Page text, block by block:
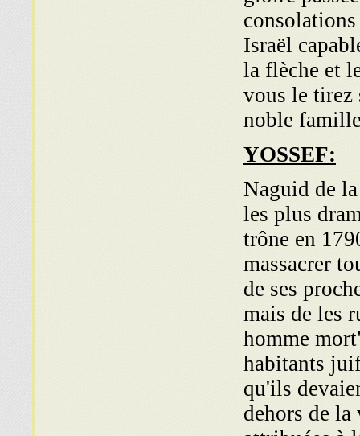
Israël
la flèche et
vous le tirez
noble
YOSSEF:
Naguid de
les plus
trône en
massacrer
de ses
mais de les
homme
habitants
qu'ils
dehors de